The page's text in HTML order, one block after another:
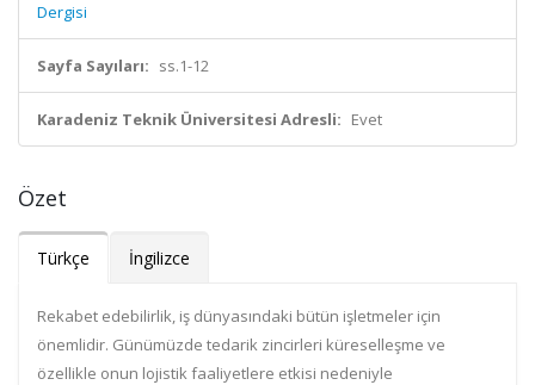
Dergisi
Sayfa Sayıları: ss.1-12
Karadeniz Teknik Üniversitesi Adresli: Evet
Özet
Türkçe İngilizce
Rekabet edebilirlik, iş dünyasındaki bütün işletmeler için
önemlidir. Günümüzde tedarik zincirleri küreselleşme ve
özellikle onun lojistik faaliyetlere etkisi nedeniyle